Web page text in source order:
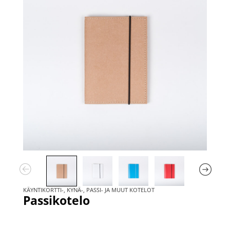
KÄYNTIKORTTI-, KYNÄ-, PASSI- JA MUUT KOTELOT
Passikotelo